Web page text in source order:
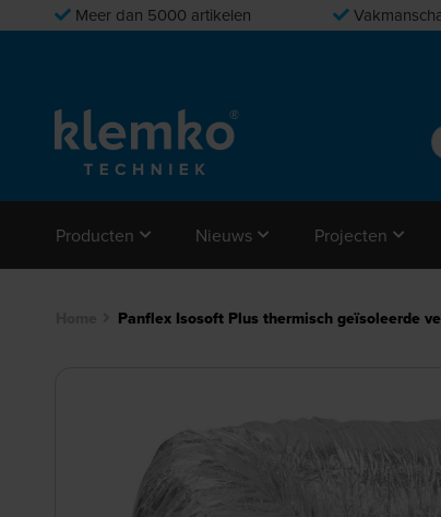
Meer dan 5000 artikelen
Producten Nieuws Projecten
Panflex Isosoft Plus thermisch geïsoleerde